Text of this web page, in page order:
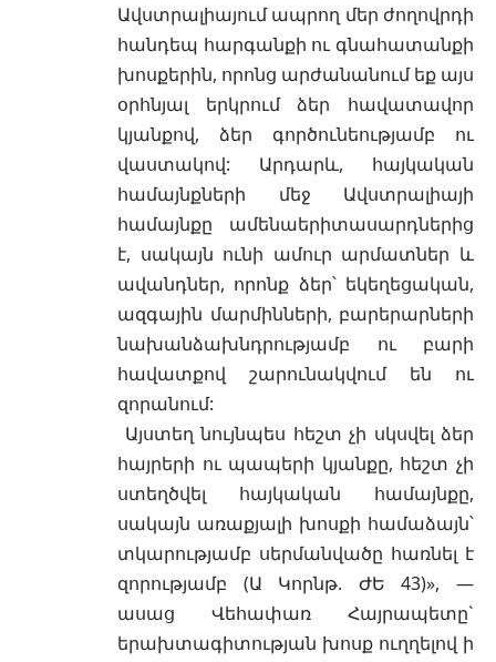
Ավստրալիայում ապրող մեր ժողովրդի
հանդեպ հարգանքի ու գնահատանքի
խոսքերին, որոնց արժանանում եք այս
օրհնյալ երկրում ձեր հավատավոր
կյանքով, ձեր գործունեությամբ ու
վաստակով: Արդարև, հայկական
համայնքների մեջ Ավստրալիայի
համայնքը ամենաերիտասարդներից
է, սակայն ունի ամուր արմատներ և
ավանդներ, որոնք ձեր՝ եկեղեցական,
ազգային մարմինների, բարերարների
նախանձախնդրությամբ ու բարի
հավատքով շարունակվում են ու
զորանում:
Այստեղ նույնպես հեշտ չի սկսվել ձեր
հայրերի ու պապերի կյանքը, հեշտ չի
ստեղծվել հայկական համայնքը,
սակայն առաքյալի խոսքի համաձայն՝
տկարությամբ սերմանվածը հառնել է
զորությամբ (Ա Կորնթ. ԺԵ 43)», —
ասաց Վեհափառ Հայրապետը`
երախտագիտության խոսք ուղղելով ի